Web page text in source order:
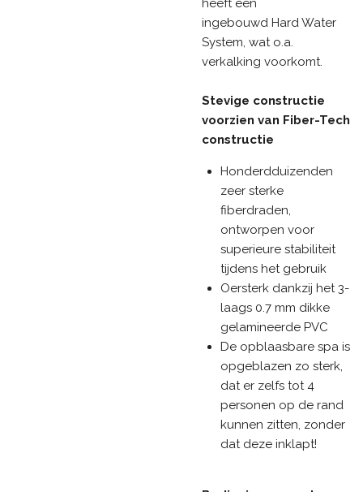
heeft een
ingebouwd Hard Water
System, wat o.a.
verkalking voorkomt.
Stevige constructie
voorzien van Fiber-Tech
constructie
Honderdduizenden
zeer sterke
fiberdraden,
ontworpen voor
superieure stabiliteit
tijdens het gebruik
Oersterk dankzij het 3-
laags 0.7 mm dikke
gelamineerde PVC
De opblaasbare spa is
opgeblazen zo sterk,
dat er zelfs tot 4
personen op de rand
kunnen zitten, zonder
dat deze inklapt!